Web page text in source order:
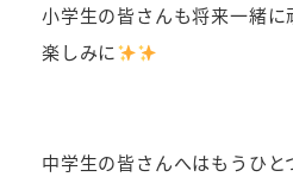
小学生の皆さんも将来一緒
楽しみに
中学生の皆さんへはもうひ